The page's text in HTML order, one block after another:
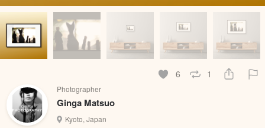
6 1
Photographer
Ginga Matsuo
Kyoto, Japan